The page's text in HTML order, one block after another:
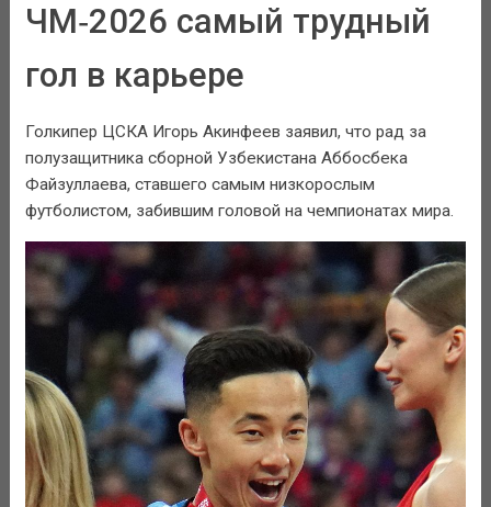
ЧМ‑2026 самый трудный
гол в карьере
Голкипер ЦСКА Игорь Акинфеев заявил, что рад за
полузащитника сборной Узбекистана Аббосбека
Файзуллаева, ставшего самым низкорослым
футболистом, забившим головой на чемпионатах мира.